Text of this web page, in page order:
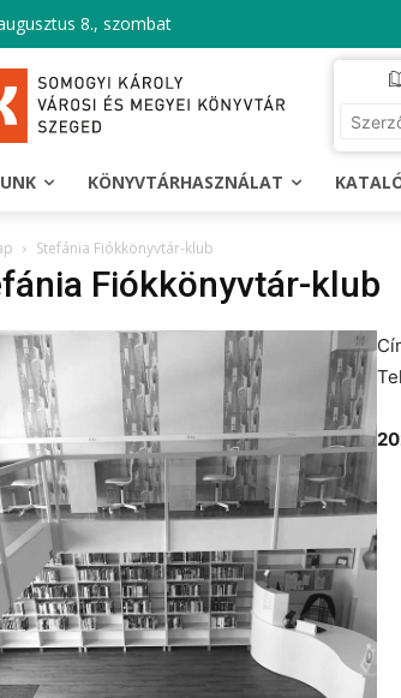
8., szombat
KÖNYVTÁRHASZNÁLAT
Stefánia Fiókkönyvtár-klub
Fiókkönyvtár-klub